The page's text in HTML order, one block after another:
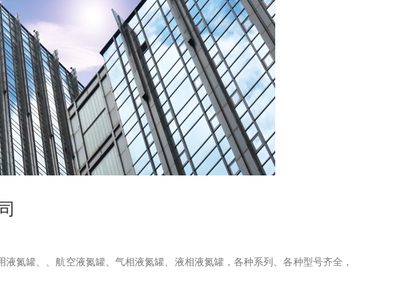
氮罐、、航空液氮罐、气相液氮罐、液相液氮罐，各种系列、各种型号齐全，